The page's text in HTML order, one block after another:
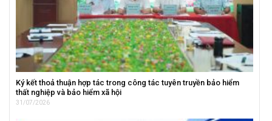
Ký kết thoả thuận hợp tác trong công tác tuyên truyền bảo hiểm
thất nghiệp và bảo hiểm xã hội
31/07/2026